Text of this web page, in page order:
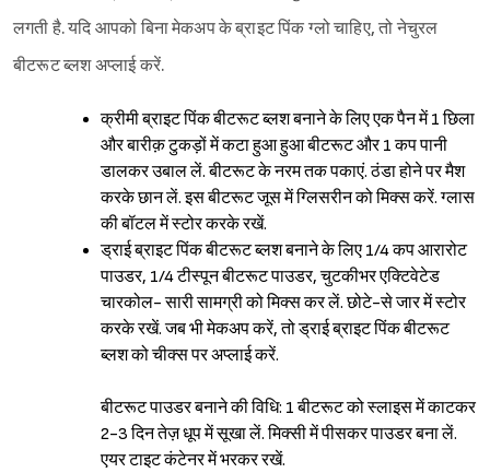
लगती है. यदि आपको बिना मेकअप के ब्राइट पिंक ग्लो चाहिए, तो नेचुरल
बीटरूट ब्लश अप्लाई करें.
क्रीमी ब्राइट पिंक बीटरूट ब्लश बनाने के लिए एक पैन में 1 छिला
और बारीक़ टुकड़ों में कटा हुआ हुआ बीटरूट और 1 कप पानी
डालकर उबाल लें. बीटरूट के नरम तक पकाएं. ठंडा होने पर मैश
करके छान लें. इस बीटरूट जूस में ग्लिसरीन को मिक्स करें. ग्लास
की बॉटल में स्टोर करके रखें.
ड्राई ब्राइट पिंक बीटरूट ब्लश बनाने के लिए 1/4 कप आरारोट
पाउडर, 1/4 टीस्पून बीटरूट पाउडर, चुटकीभर एक्टिवेटेड
चारकोल- सारी सामग्री को मिक्स कर लें. छोटे-से जार में स्टोर
करके रखें. जब भी मेकअप करें, तो ड्राई ब्राइट पिंक बीटरूट
ब्लश को चीक्स पर अप्लाई करें.
बीटरूट पाउडर बनाने की विधि: 1 बीटरूट को स्लाइस में काटकर
2-3 दिन तेज़ धूप में सूखा लें. मिक्सी में पीसकर पाउडर बना लें.
एयर टाइट कंटेनर में भरकर रखें.